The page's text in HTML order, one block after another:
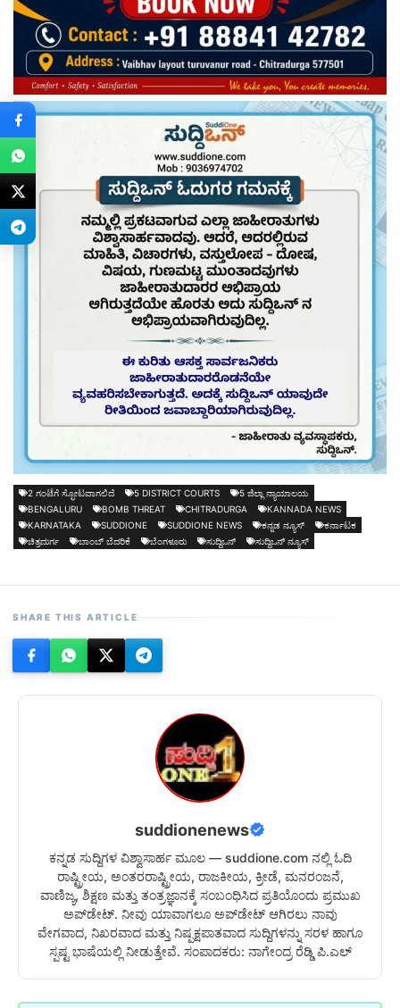
2 ಗಂಟೆಗೆ ಸ್ಫೋಟವಾಗಲಿದೆ 5 DISTRICT COURTS
5 ಜಿಲ್ಲಾ ನ್ಯಾಯಾಲಯ
BENGALURU
BOMB THREAT CHITRADURGA
KANNADA NEWS
KARNATAKA
SUDDIONE SUDDIONE NEWS ಕನ್ನಡ ನ್ಯೂಸ್
ಕರ್ನಾಟಕ
ಚಿತ್ರದುರ್ಗ
ಬಾಂಬ್ ಬೆದರಿಕೆ ಬೆಂಗಳೂರು ಸುದ್ದಿಒನ್ ಸುದ್ದಿಒನ್ ನ್ಯೂಸ್
SHARE THIS ARTICLE
suddionenews
ಕನ್ನಡ ಸುದ್ದಿಗಳ ವಿಶ್ವಾಸಾರ್ಹ ಮೂಲ — suddione.com ನಲ್ಲಿ ಓದಿ
ರಾಷ್ಟ್ರೀಯ, ಅಂತರರಾಷ್ಟ್ರೀಯ, ರಾಜಕೀಯ, ಕ್ರೀಡೆ, ಮನರಂಜನೆ,
ವಾಣಿಜ್ಯ, ಶಿಕ್ಷಣ ಮತ್ತು ತಂತ್ರಜ್ಞಾನಕ್ಕೆ ಸಂಬಂಧಿಸಿದ ಪ್ರತಿಯೊಂದು ಪ್ರಮುಖ
ಅಪ್‌ಡೇಟ್. ನೀವು ಯಾವಾಗಲೂ ಅಪ್‌ಡೇಟ್ ಆಗಿರಲು ನಾವು
ವೇಗವಾದ, ನಿಖರವಾದ ಮತ್ತು ನಿಷ್ಪಕ್ಷಪಾತವಾದ ಸುದ್ದಿಗಳನ್ನು ಸರಳ ಹಾಗೂ
ಸ್ಪಷ್ಟ ಭಾಷೆಯಲ್ಲಿ ನೀಡುತ್ತೇವೆ. ಸಂಪಾದಕರು: ನಾಗೇಂದ್ರ ರೆಡ್ಡಿ ಪಿ.ಎಲ್